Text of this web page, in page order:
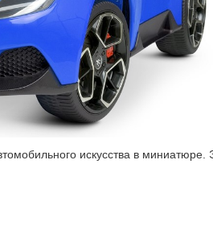
искусства в миниатюре.